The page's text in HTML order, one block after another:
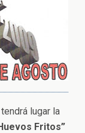
lugar la
Fritos”